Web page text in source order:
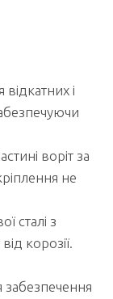
і
воріт за
не
сталі з
корозії.